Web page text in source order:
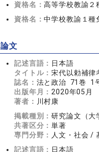
資格名：高等学校教諭２
資格名：中学校教諭１種
論文
記述言語： 日本語
タイトル：宋代以勅補律
誌名： 法と政治 71巻 1
出版年月： 2020年05月
著者： 川村康
掲載種別：研究論文（大
共著区分：単著
専門分野： 人文・社会 /
記述言語： 日本語